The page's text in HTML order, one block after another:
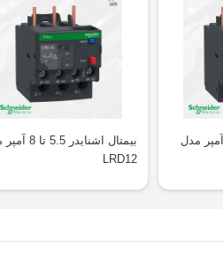
بیمتال اشنایدر 4 تا 6 آمپر مدل
بیمتال اشنایدر
LRD12